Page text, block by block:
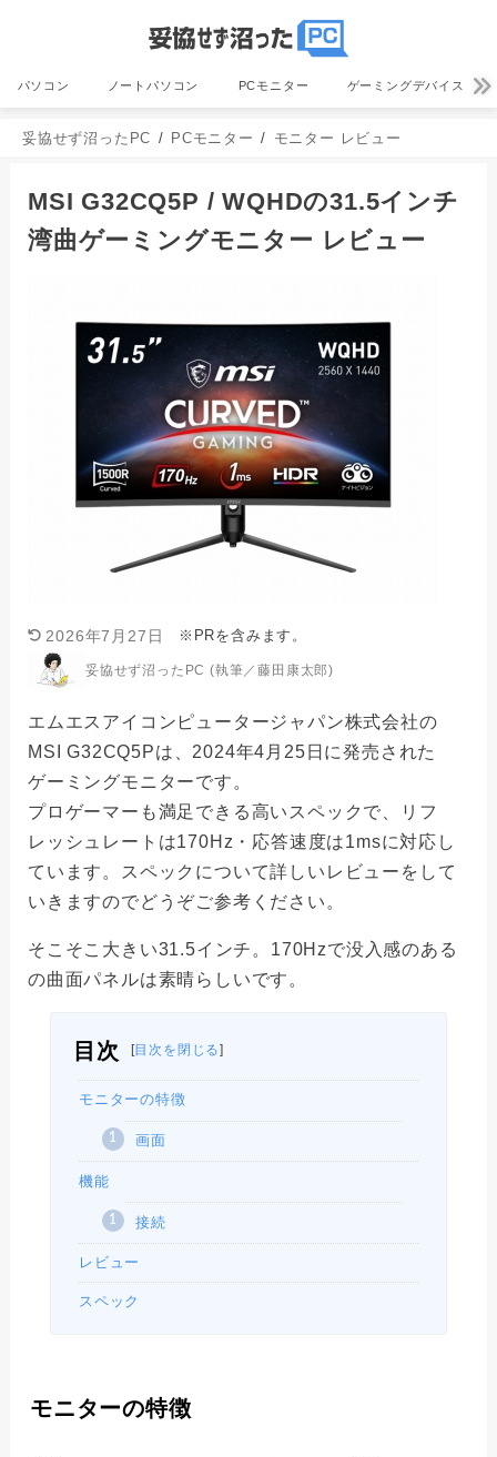
パソコン ノートパソコン PCモニター ゲーミングデバイス
妥協せず沼ったPC PCモニター モニター レビュー
MSI G32CQ5P / WQHDの31.5インチ
湾曲ゲーミングモニター レビュー
2026年7月27日 ※PRを含みます。
妥協せず沼ったPC (執筆／藤田康太郎)
エムエスアイコンピュータージャパン株式会社の
MSI G32CQ5Pは、2024年4月25日に発売された
ゲーミングモニターです。
プロゲーマーも満足できる高いスペックで、リフ
レッシュレートは170Hz・応答速度は1msに対応し
ています。スペックについて詳しいレビューをして
いきますのでどうぞご参考ください。
そこそこ大きい31.5インチ。170Hzで没入感のある
の曲面パネルは素晴らしいです。
目次 目次を閉じる
モニターの特徴
画面
機能
接続
レビュー
スペック
モニターの特徴